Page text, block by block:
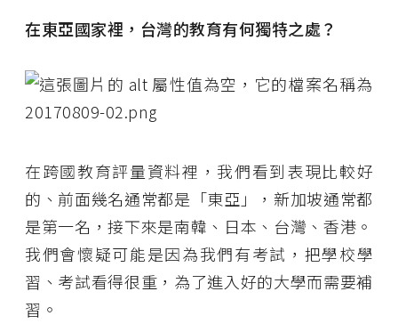
在東亞國家裡，台灣的教育有何獨特之處？
在跨國教育評量資料裡，我們看到表現比較好
的、前面幾名通常都是「東亞」，新加坡通常都
是第一名，接下來是南韓、日本、台灣、香港。
我們會懷疑可能是因為我們有考試，把學校學
習、考試看得很重，為了進入好的大學而需要補
習。